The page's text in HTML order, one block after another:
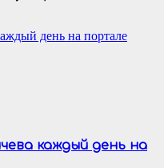
день на портале
каждый день на